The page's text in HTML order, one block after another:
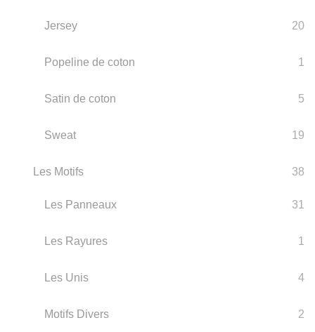
Jersey 20
Popeline de coton 1
Satin de coton 5
Sweat 19
Les Motifs 38
Les Panneaux 31
Les Rayures 1
Les Unis 4
Motifs Divers 2